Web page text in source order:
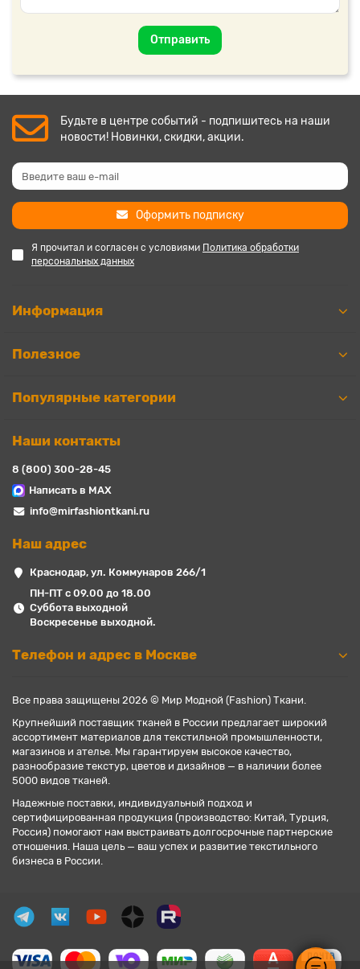
Отправить
Будьте в центре событий - подпишитесь на наши
новости! Новинки, скидки, акции.
Оформить подписку
Я прочитал и согласен с условиями Политика обработки
персональных данных
Информация
Полезное
Популярные категории
Наши контакты
8 (800) 300-28-45
Написать в MAX
info@mirfashiontkani.ru
Наш адрес
Краснодар, ул. Коммунаров 266/1
ПН-ПТ с 09.00 до 18.00
Суббота выходной
Воскресенье выходной.
Телефон и адрес в Москве
Все права защищены 2026 © Мир Модной (Fashion) Ткани.
Крупнейший поставщик тканей в России предлагает широкий
ассортимент материалов для текстильной промышленности,
магазинов и ателье. Мы гарантируем высокое качество,
разнообразие текстур, цветов и дизайнов — в наличии более
5000 видов тканей.
Надежные поставки, индивидуальный подход и
сертифицированная продукция (производство: Китай, Турция,
Россия) помогают нам выстраивать долгосрочные партнерские
отношения. Наша цель — ваш успех и развитие текстильного
бизнеса в России.